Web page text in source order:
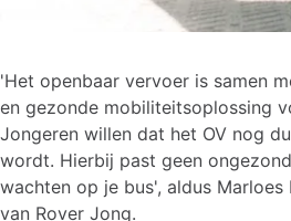
'Het openbaar vervoer is samen
en gezonde mobiliteitsoplossing
Jongeren willen dat het OV nog
wordt. Hierbij past geen
wachten op je bus', aldus
van Rover Jong.